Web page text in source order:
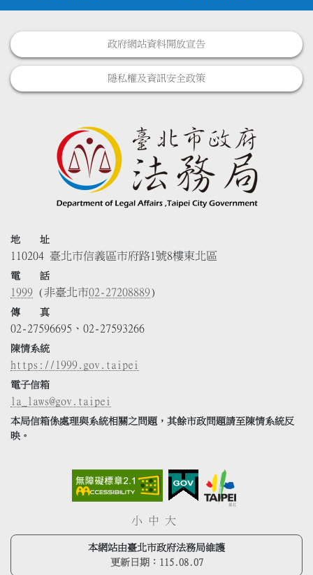
政府網站資料開放宣告
隱私權及資訊安全政策
地 址
110204 臺北市信義區市府路1號8樓東北區
電 話
1999 (非臺北市02-27208889)
傳 真
02-27596695、02-27593266
陳情系統
https://1999.gov.taipei
電子信箱
la_laws@gov.taipei
本局信箱係處理與系統相關之問題，其餘市政問題請至陳情系統反
映。
小 中 大
本網站由臺北市政府法務局維護
更新日期： 115.08.07